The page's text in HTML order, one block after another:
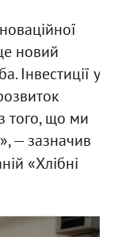
новий
Інвестиції у
того, що ми
— зазначив
«Хлібні